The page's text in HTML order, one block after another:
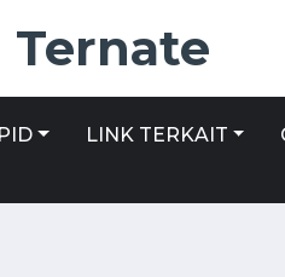
LINK TERKAIT